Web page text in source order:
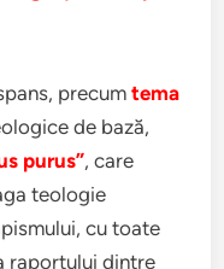
precumtema
de bază,
purus”, care
teologie
cu toate
raportului dintre